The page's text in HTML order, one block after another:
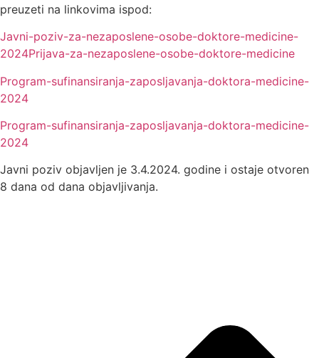
preuzeti na linkovima ispod:
Javni-poziv-za-nezaposlene-osobe-doktore-medicine-
2024Prijava-za-nezaposlene-osobe-doktore-medicine
Program-sufinansiranja-zaposljavanja-doktora-medicine-
2024
Program-sufinansiranja-zaposljavanja-doktora-medicine-
2024
Javni poziv objavljen je 3.4.2024. godine i ostaje otvoren
8 dana od dana objavljivanja.